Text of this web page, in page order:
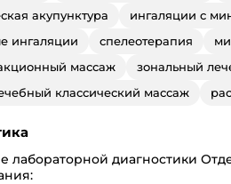
акупунктура
ингаляции с
ингаляции
спелеотерапия
массаж
зональный
классический массаж
лабораторной диагностики